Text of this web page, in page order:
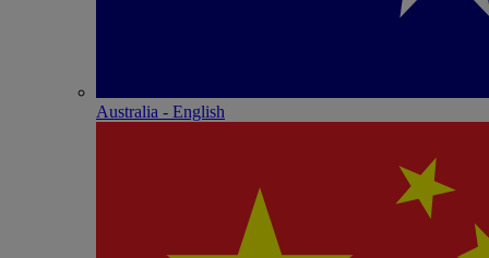
Australia - English